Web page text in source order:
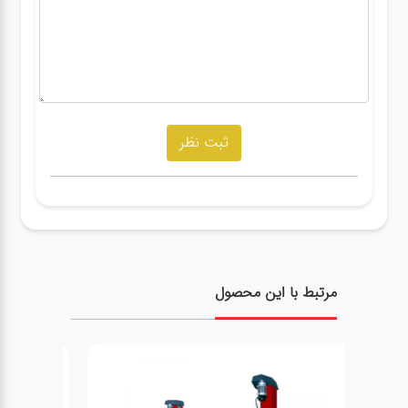
مرتبط با این محصول